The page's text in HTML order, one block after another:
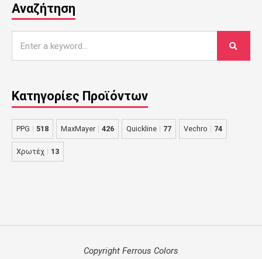
Αναζήτηση
Κατηγορίες Προϊόντων
PPG 518 MaxMayer 426 Quickline 77 Vechro 74
Χρωτέχ 13
Copyright Ferrous Colors